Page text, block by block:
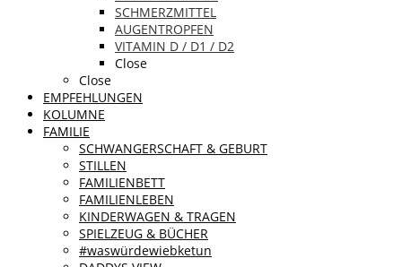
SCHMERZMITTEL
AUGENTROPFEN
VITAMIN D / D1 / D2
Close
Close
EMPFEHLUNGEN
KOLUMNE
FAMILIE
SCHWANGERSCHAFT & GEBURT
STILLEN
FAMILIENBETT
FAMILIENLEBEN
KINDERWAGEN & TRAGEN
SPIELZEUG & BÜCHER
#waswürdewiebketun